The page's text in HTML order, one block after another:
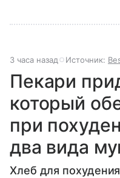
3 часа назад Источник:
Пекари
который
при
два вида
Хлеб для